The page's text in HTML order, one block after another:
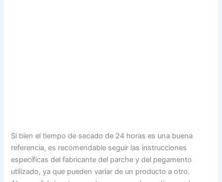
Si bien el tiempo de secado de 24 horas es una buena
referencia, es recomendable seguir las instrucciones
específicas del fabricante del parche y del pegamento
utilizado, ya que pueden variar de un producto a otro.